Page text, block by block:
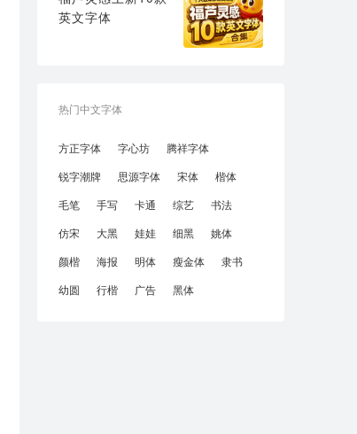
英文字体
热门中文字体
方正字体 字心坊
腾祥字体
锐字潮牌
思源字体 宋体
楷体
毛笔
手写 卡通 综艺
书法
仿宋
大黑 娃娃 细黑
姚体
颜楷
海报 明体 瘦金体
隶书
幼圆
行楷 广告 黑体